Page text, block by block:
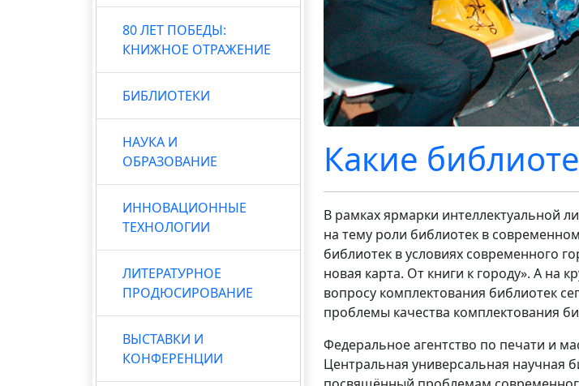
80 ЛЕТ ПОБЕДЫ:
КНИЖНОЕ ОТРАЖЕНИЕ
БИБЛИОТЕКИ
НАУКА И
ОБРАЗОВАНИЕ
ИННОВАЦИОННЫЕ
ТЕХНОЛОГИИ
ЛИТЕРАТУРНОЕ
ПРОДЮСИРОВАНИЕ
ВЫСТАВКИ И
КОНФЕРЕНЦИИ
Какие
В рамках ярмарки интеллектуальной
на тему роли библиотек в
библиотек в условиях современного
новая карта. От книги к городу». А на
вопросу комплектования библиотек
проблемы качества комплектования
Федеральное агентство по печати и
Центральная универсальная научная